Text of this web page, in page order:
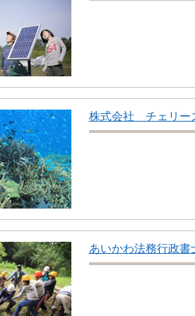
株式会社 チェリー
あいかわ法務行政書